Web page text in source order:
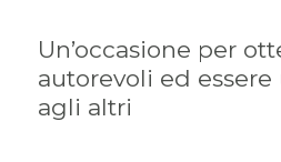
Un’occasione per
autorevoli ed essere
agli altri